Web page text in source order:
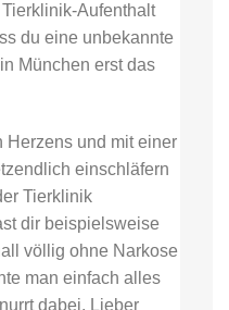
Aufenthalt
du eine unbekannte
München erst das
Herzens und mit einer
einschläfern
Tierklinik
dir beispielsweise
völlig ohne Narkose
man einfach alles
dabei. Lieber